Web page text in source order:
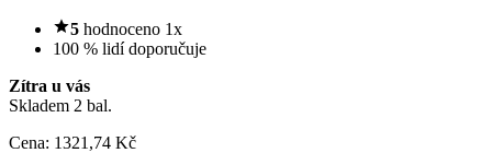
5 hodnoceno 1x
100 % lidí doporučuje
Zítra u vás
Skladem 2 bal.
Cena: 1321 ,74 Kč